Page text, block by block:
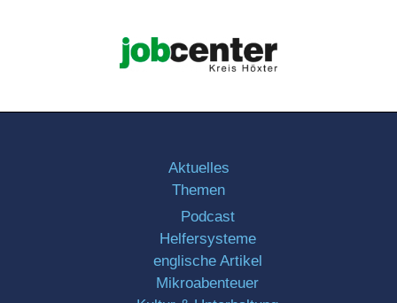
Aktuelles
Themen
Podcast
Helfersysteme
englische Artikel
Mikroabenteuer